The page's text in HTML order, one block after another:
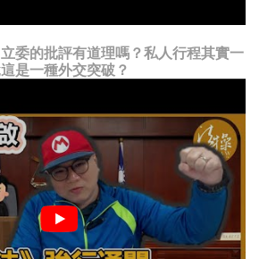
委的批評有道理嗎？私人行程其實一
是一種外交突破？